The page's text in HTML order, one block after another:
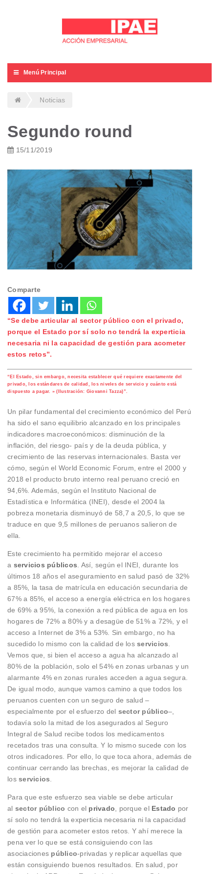
Menú Principal
Noticias
Segundo round
15/11/2019
Comparte
“Se debe articular al sector público con el privado,
porque el Estado por sí solo no tendrá la experticia
necesaria ni la capacidad de gestión para acometer
estos retos”.
“El Estado, sin embargo, necesita establecer qué requiere exactamente del
privado, los estándares de calidad, los niveles de servicio y cuánto está
dispuesto a pagar. » (Ilustración: Giovanni Tazza)”.
Un pilar fundamental del crecimiento económico del Perú
ha sido el sano equilibrio alcanzado en los principales
indicadores macroeconómicos: disminución de la
inflación, del riesgo- país y de la deuda pública, y
crecimiento de las reservas internacionales. Basta ver
cómo, según el World Economic Forum, entre el 2000 y
2018 el producto bruto interno real peruano creció en
94,6%. Además, según el Instituto Nacional de
Estadística e Informática (INEI), desde el 2004 la
pobreza monetaria disminuyó de 58,7 a 20,5, lo que se
traduce en que 9,5 millones de peruanos salieron de
ella.
Este crecimiento ha permitido mejorar el acceso
a servicios públicos. Así, según el INEI, durante los
últimos 18 años el aseguramiento en salud pasó de 32%
a 85%, la tasa de matrícula en educación secundaria de
67% a 85%, el acceso a energía eléctrica en los hogares
de 69% a 95%, la conexión a red pública de agua en los
hogares de 72% a 80% y a desagüe de 51% a 72%, y el
acceso a Internet de 3% a 53%. Sin embargo, no ha
sucedido lo mismo con la calidad de los servicios.
Vemos que, si bien el acceso a agua ha alcanzado al
80% de la población, solo el 54% en zonas urbanas y un
alarmante 4% en zonas rurales acceden a agua segura.
De igual modo, aunque vamos camino a que todos los
peruanos cuenten con un seguro de salud –
especialmente por el esfuerzo del sector público–,
todavía solo la mitad de los asegurados al Seguro
Integral de Salud recibe todos los medicamentos
recetados tras una consulta. Y lo mismo sucede con los
otros indicadores. Por ello, lo que toca ahora, además de
continuar cerrando las brechas, es mejorar la calidad de
los servicios.
Para que este esfuerzo sea viable se debe articular
al sector público con el privado, porque el Estado por
sí solo no tendrá la experticia necesaria ni la capacidad
de gestión para acometer estos retos. Y ahí merece la
pena ver lo que se está consiguiendo con las
asociaciones público-privadas y replicar aquellas que
están consiguiendo buenos resultados. En salud, por